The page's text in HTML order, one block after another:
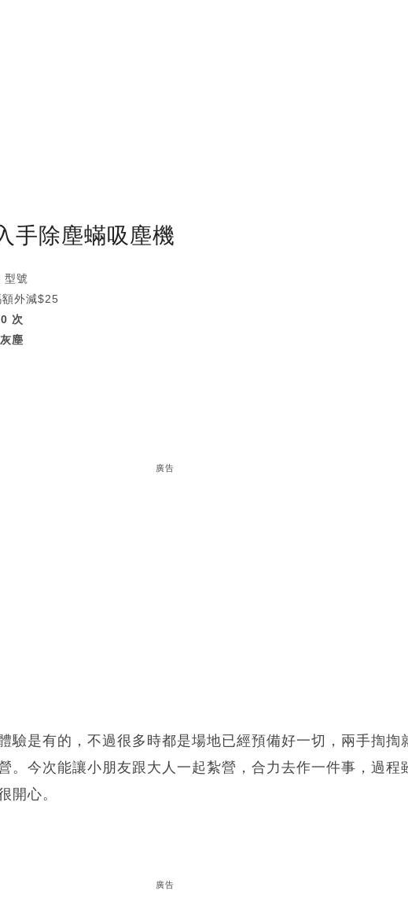
手除塵蟎吸塵機
型號
外減$25
次
塵
廣告
驗是有的，不過很多時都是場地已經預備好一切，兩手揈揈
。今次能讓小朋友跟大人一起紮營，合力去作一件事，過程
開心。
廣告